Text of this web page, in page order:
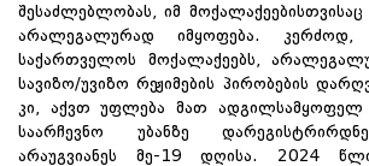
შესაძლებლობას, იმ მოქალაქეებისთვისაც
არალეგალურად იმყოფება. კერძოდ,
საქართველოს მოქალაქეებს,
სავიზო/უვიზო რეჟიმების პირობების
კი, აქვთ უფლება მათ ადგილსამყოფელ
საარჩევნო უბანზე
არაუგვიანეს მე-19 დღისა. 2024